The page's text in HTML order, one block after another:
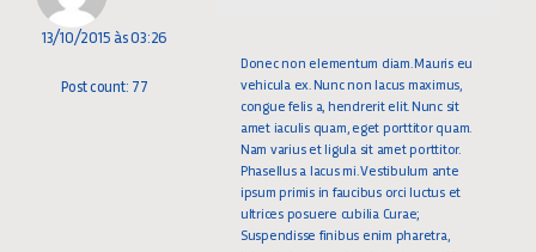
13/10/2015 às 03:26
Post count: 77
Donec non elementum diam. Mauris eu
vehicula ex. Nunc non lacus maximus,
congue felis a, hendrerit elit. Nunc sit
amet iaculis quam, eget porttitor quam.
Nam varius et ligula sit amet porttitor.
Phasellus a lacus mi. Vestibulum ante
ipsum primis in faucibus orci luctus et
ultrices posuere cubilia Curae;
Suspendisse finibus enim pharetra,